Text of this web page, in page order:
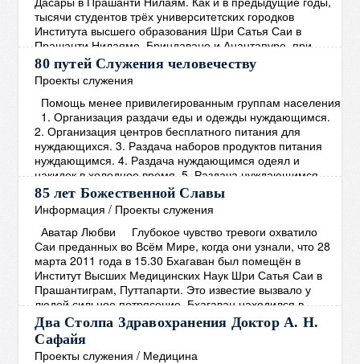
тысячи студентов трёх университетских городков
Института высшего образования Шри Сатья Саи в
Прашанти Нилаяме, Бриндаване и Анантапуре, при
участии учеников Средней школы Шри Сатья Саи в
Прашанти Нилаяме, наряду с персоналом этих учебных
заведений, приняли участие в Грама Севе
80 путей Служения человечеству
Проекты служения
Помощь менее привилегированным группам населения
1. Организация раздачи еды и одежды нуждающимся.
2. Организация центров бесплатного питания для
нуждающихся. 3. Раздача наборов продуктов питания
нуждающимся. 4. Раздача нуждающимся одеял и
накидок в холодное время. 5. Раздача нуждающимся
пищи, богатой протеином. 6. Установление опеки над
малообеспеченными семьями и организация
систематической помощи. 7. Организация программ
помощи деревням с→
85 лет Божественной Славы
Информация / Проекты служения
Аватар Любви Глубокое чувство тревоги охватило
Саи преданных во Всём Мире, когда они узнали, что 28
марта 2011 года в 15.30 Бхагаван был помещён в
Институт Высших Медицинских Наук Шри Сатья Саи в
Прашантиграм, Путтапарти. Это известие вызвало у
людей сильное потрясение. Бхагаван находился в
госпитале 27 дней, и группа медицинских экспертов
обеспечивала его лучшим лечением, какое только
возможно. Но Бхагаван принял решение закончить
Два Столпа Здравохранения Доктор А. Н.
Сафайя
Проекты служения / Медицина